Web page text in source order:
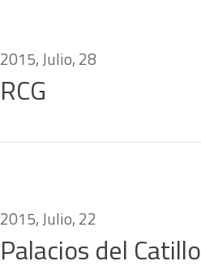
2015, Julio, 28
RCG
2015, Julio, 22
Palacios del Catillo